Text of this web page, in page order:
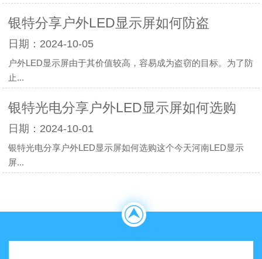
银特分享户外LED显示屏如何防盗
日期：2024-10-05
户外LED显示屏由于其价值较高，容易成为盗窃的目标。为了防
止...
银特光电分享户外LED显示屏如何选购
日期：2024-10-01
银特光电分享户外LED显示屏如何选购这个今天河南LED显示
屏...